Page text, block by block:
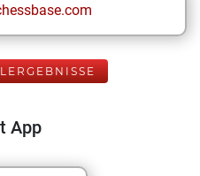
App